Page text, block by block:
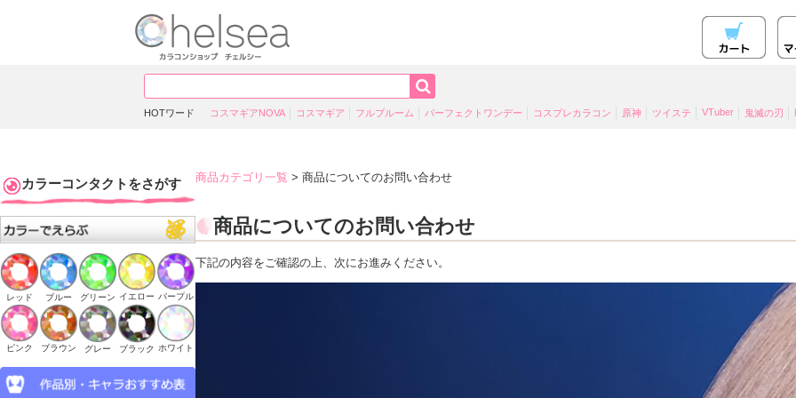
HOTワード コスマギアNOVA コスマギア フルブルーム パーフェクトワンデー コスプレカラコン 原神 ツイステ VTuber 鬼滅の刃
カラーコンタクトをさがす
レッド ブルー グリーン イエロー パープル
ピンク ブラウン グレー ブラック ホワイト
商品カテゴリ一覧 > 商品についてのお問い合わせ
商品についてのお問い合わせ
下記の内容をご確認の上、次にお進みください。